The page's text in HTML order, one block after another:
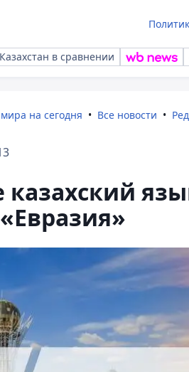
в сравнении
на сегодня Все новости
казахский